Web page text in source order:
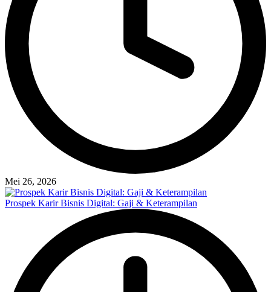
Mei 26, 2026
Prospek Karir Bisnis Digital: Gaji & Keterampilan